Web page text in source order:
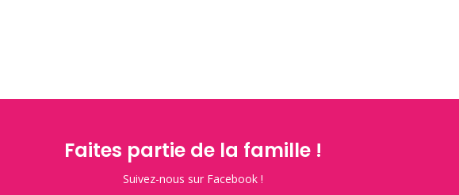
Faites partie de la famille !
Suivez-nous sur Facebook !